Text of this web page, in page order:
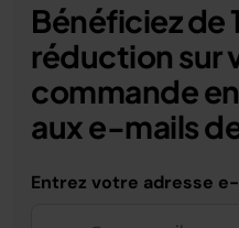
Bénéficiez de
réduction sur
commande
aux e-mails
Entrez votre adresse